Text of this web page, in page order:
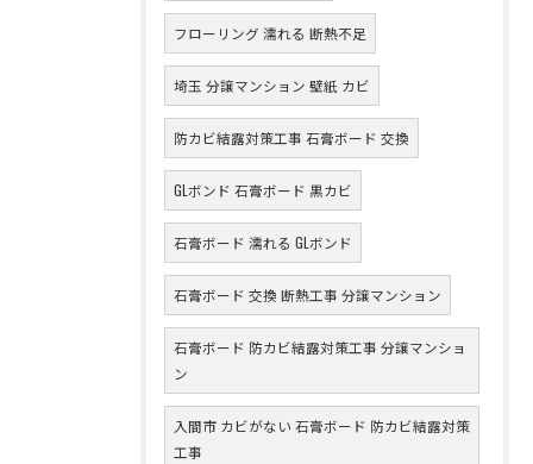
フローリング 濡れる 断熱不足
埼玉 分譲マンション 壁紙 カビ
防カビ結露対策工事 石膏ボード 交換
GLボンド 石膏ボード 黒カビ
石膏ボード 濡れる GLボンド
石膏ボード 交換 断熱工事 分譲マンション
石膏ボード 防カビ結露対策工事 分譲マンショ
ン
入間市 カビがない 石膏ボード 防カビ結露対策
工事